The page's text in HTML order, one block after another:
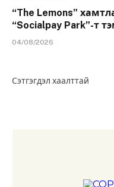
“The Lemons”
“Socialpay Park”-т
04/08/2026
Сэтгэгдэл хаалттай